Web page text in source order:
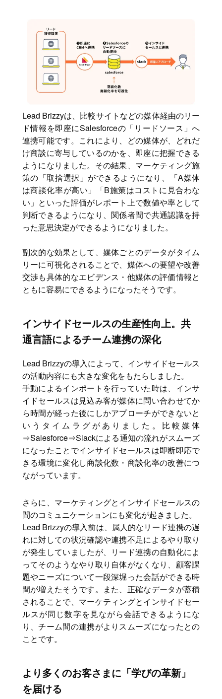
Lead Brizzyは、比較サイトなどの媒体経由のリー
ド情報を即座にSalesforceの「リードソース」へ
連携可能です。これにより、どの媒体が、どれだ
け商談に寄与しているのかを、即座に把握できる
ようになりました。その結果、マーケティング施
策の「取捨選択」ができるようになり、「A媒体
は商談化率が高い」「B施策はコストに見合わな
い」といった評価がレポート上で数値や率として
判断できるようになり、関係者間で共通認識を持
った意思決定ができるようになりました。
副次的な効果として、媒体ごとのデータがタイム
リーに可視化されることで、媒体への要望や改善
交渉も具体的なエビデンス・他媒体の評価情報と
ともに容易にできるようになったそうです。
インサイドセールスの生産性向上。共
通言語によるチーム連携の深化
Lead Brizzyの導入によって、インサイドセールス
の活動内容にも大きな変化をもたらしました。
手動によるインポートを行っていた時は、インサ
イドセールスは見込み客が媒体に問い合わせてか
ら時間が経った後にしかアプローチができないと
いうタイムラグがありました。比較媒体
⇒Salesforce⇒Slackによる通知の流れがスムーズ
になったことでインサイドセールスは即断即応で
きる環境に変化し商談化数・商談化率の改善につ
ながっています。
さらに、マーケティングとインサイドセールスの
間のコミュニケーションにも変化が起きました。
Lead Brizzyの導入前は、属人的なリード連携の遅
れに対しての状況確認や連携不足によるやり取り
が発生していましたが、リード連携の自動化によ
ってそのようなやり取り自体がなくなり、顧客課
題やニーズについて一段深堀った会話ができる時
間が増えたそうです。また、正確なデータが蓄積
されることで、マーケティングとインサイドセー
ルスが同じ数字を見ながら会話できるようにな
り、チーム間の連携がよりスムーズになったとの
ことです。
より多くのお客さまに「学びの革新」
を届ける